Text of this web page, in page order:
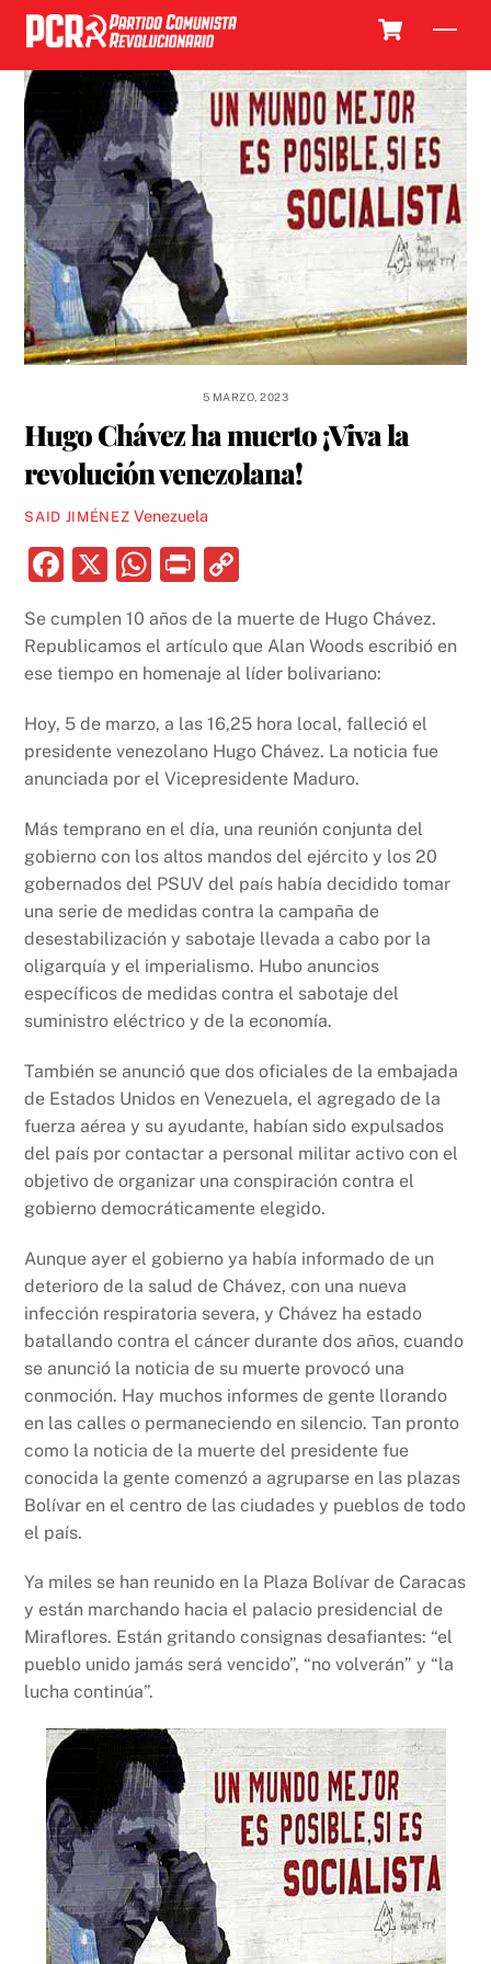
Skip
content
5 MARZO, 2023
Hugo Chávez ha muerto ¡Viva la
revolución venezolana!
SAID JIMÉNEZ Venezuela
F
c
e
o
o
X
W
at
s
p
p
P
nt p
y
n
k
Se cumplen 10 años de la muerte de Hugo Chávez.
Republicamos el artículo que Alan Woods escribió en
ese tiempo en homenaje al líder bolivariano:
Hoy, 5 de marzo, a las 16,25 hora local, falleció el
presidente venezolano Hugo Chávez. La noticia fue
anunciada por el Vicepresidente Maduro.
Más temprano en el día, una reunión conjunta del
gobierno con los altos mandos del ejército y los 20
gobernados del PSUV del país había decidido tomar
una serie de medidas contra la campaña de
desestabilización y sabotaje llevada a cabo por la
oligarquía y el imperialismo. Hubo anuncios
específicos de medidas contra el sabotaje del
suministro eléctrico y de la economía.
También se anunció que dos oficiales de la embajada
de Estados Unidos en Venezuela, el agregado de la
fuerza aérea y su ayudante, habían sido expulsados
del país por contactar a personal militar activo con el
objetivo de organizar una conspiración contra el
gobierno democráticamente elegido.
Aunque ayer el gobierno ya había informado de un
deterioro de la salud de Chávez, con una nueva
infección respiratoria severa, y Chávez ha estado
batallando contra el cáncer durante dos años, cuando
se anunció la noticia de su muerte provocó una
conmoción. Hay muchos informes de gente llorando
en las calles o permaneciendo en silencio. Tan pronto
como la noticia de la muerte del presidente fue
conocida la gente comenzó a agruparse en las plazas
Bolívar en el centro de las ciudades y pueblos de todo
el país.
Ya miles se han reunido en la Plaza Bolívar de Caracas
y están marchando hacia el palacio presidencial de
Miraflores. Están gritando consignas desafiantes: “el
pueblo unido jamás será vencido”, “no volverán” y “la
lucha continúa”.